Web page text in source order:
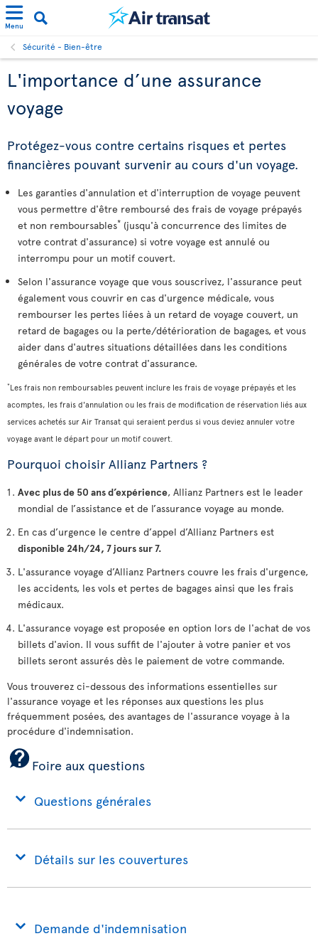
Menu
Sécurité - Bien-être
L'importance d’une assurance
voyage
Protégez-vous contre certains risques et pertes
financières pouvant survenir au cours d'un voyage.
Les garanties d'annulation et d'interruption de voyage peuvent
vous permettre d'être remboursé des frais de voyage prépayés
et non remboursables* (jusqu'à concurrence des limites de
votre contrat d'assurance) si votre voyage est annulé ou
interrompu pour un motif couvert.
Selon l'assurance voyage que vous souscrivez, l'assurance peut
également vous couvrir en cas d'urgence médicale, vous
rembourser les pertes liées à un retard de voyage couvert, un
retard de bagages ou la perte/détérioration de bagages, et vous
aider dans d'autres situations détaillées dans les conditions
générales de votre contrat d'assurance.
*Les frais non remboursables peuvent inclure les frais de voyage prépayés et les
acomptes, les frais d'annulation ou les frais de modification de réservation liés aux
services achetés sur Air Transat qui seraient perdus si vous deviez annuler votre
voyage avant le départ pour un motif couvert.
Pourquoi choisir Allianz Partners ?
Avec plus de 50 ans d’expérience, Allianz Partners est le leader
mondial de l’assistance et de l’assurance voyage au monde.
En cas d’urgence le centre d’appel d’Allianz Partners est
disponible 24h/24, 7 jours sur 7.
L'assurance voyage d’Allianz Partners couvre les frais d'urgence,
les accidents, les vols et pertes de bagages ainsi que les frais
médicaux.
L'assurance voyage est proposée en option lors de l'achat de vos
billets d'avion. Il vous suffit de l'ajouter à votre panier et vos
billets seront assurés dès le paiement de votre commande.
Vous trouverez ci-dessous des informations essentielles sur
l'assurance voyage et les réponses aux questions les plus
fréquemment posées, des avantages de l'assurance voyage à la
procédure d'indemnisation.
Foire aux questions
Questions générales
Détails sur les couvertures
Demande d'indemnisation